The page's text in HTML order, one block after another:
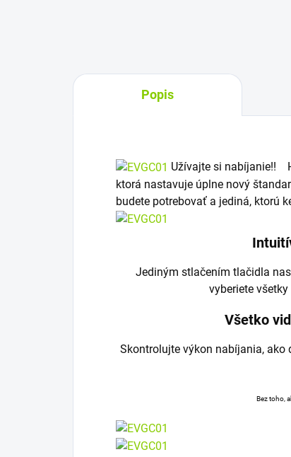
Popis
Užívajte si nabíjanie!!
ktorá nastavuje úplne nový
budete potrebovať a jediná, ktorú
Jediným stlačením tlačidla
vyberiete
Všetko
Skontrolujte výkon nabíjania, ako
Bez toho,